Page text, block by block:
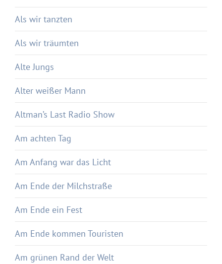
Als wir tanzten
Als wir träumten
Alte Jungs
Alter weißer Mann
Altman’s Last Radio Show
Am achten Tag
Am Anfang war das Licht
Am Ende der Milchstraße
Am Ende ein Fest
Am Ende kommen Touristen
Am grünen Rand der Welt